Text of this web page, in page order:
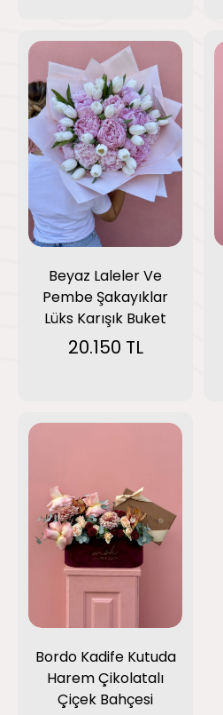
Beyaz Laleler Ve
Pembe Şakayıklar
Lüks Karışık Buket
20.150 TL
Bordo Kadife Kutuda
Harem Çikolatalı
Çiçek Bahçesi